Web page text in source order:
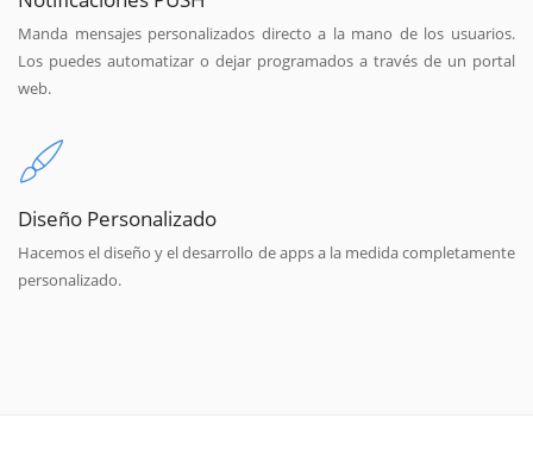
Manda mensajes personalizados directo a la mano de los usuarios.
Los puedes automatizar o dejar programados a través de un portal
web.
Diseño Personalizado
Hacemos el diseño y el desarrollo de apps a la medida completamente
personalizado.